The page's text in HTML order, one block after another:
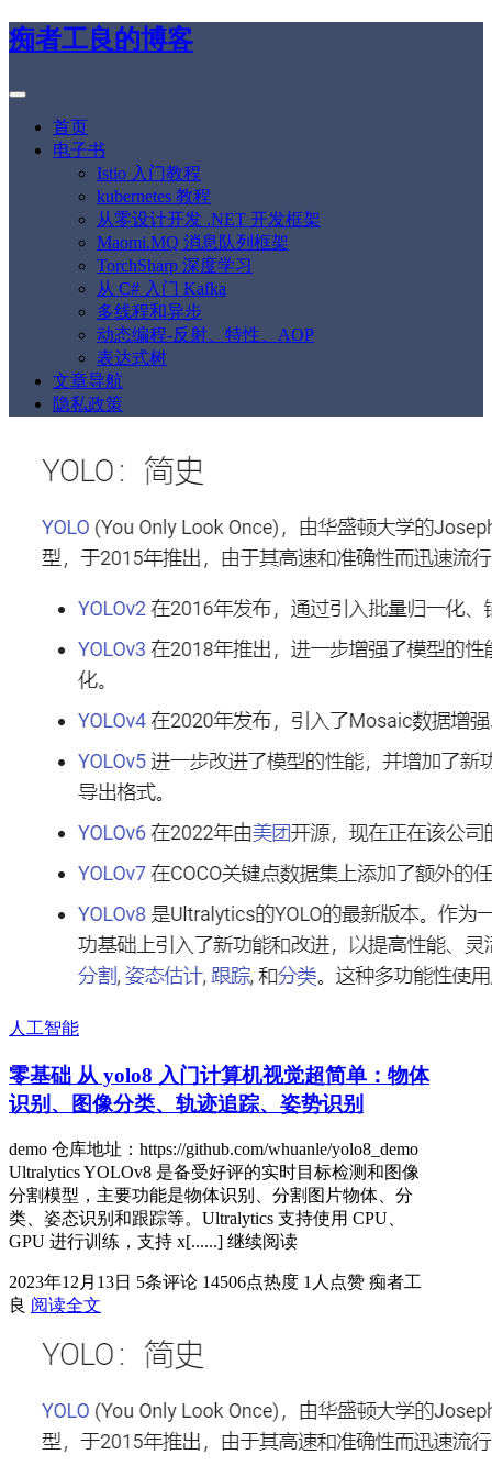
痴者工良的博客
首页
电子书
Istio 入门教程
kubernetes 教程
从零设计开发 .NET 开发框架
Maomi.MQ 消息队列框架
TorchSharp 深度学习
从 C# 入门 Kafka
多线程和异步
动态编程-反射、特性、AOP
表达式树
文章导航
隐私政策
人工智能
零基础 从 yolo8 入门计算机视觉超简单：物体
识别、图像分类、轨迹追踪、姿势识别
demo 仓库地址：https://github.com/whuanle/yolo8_demo
Ultralytics YOLOv8 是备受好评的实时目标检测和图像
分割模型，主要功能是物体识别、分割图片物体、分
类、姿态识别和跟踪等。Ultralytics 支持使用 CPU、
GPU 进行训练，支持 x[......] 继续阅读
2023年12月13日 5条评论 14506点热度 1人点赞 痴者工
良 阅读全文